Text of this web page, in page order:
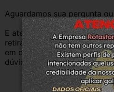
Aguardamos sua pergunta
E atenderemos o quanto
retirar na nossa loja física
em contato com a equipe
dúvidas.